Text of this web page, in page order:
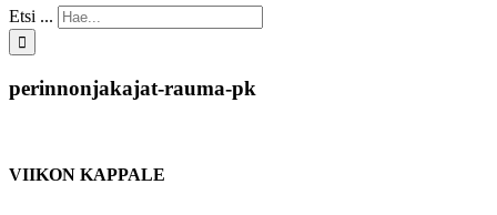
Etsi ...
perinnonjakajat-rauma-pk
VIIKON KAPPALE